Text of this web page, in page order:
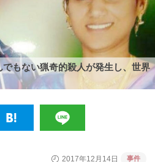
もない猟奇的殺人が発生し、世界
2017年12月14日 事件